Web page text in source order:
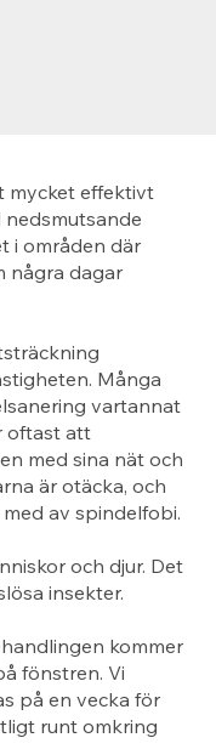
mycket effektivt
i områden där
några dagar
Många
vartannat
oftast att
med sina nät och
är otäcka, och
av spindelfobi.
och djur. Det
insekter.
kommer
fönstren. Vi
på en vecka för
runt omkring